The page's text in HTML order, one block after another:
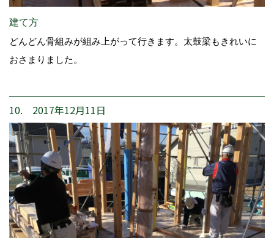
建て方
どんどん骨組みが組み上がって行きます。太鼓梁もきれいに
おさまりました。
10. 2017年12月11日